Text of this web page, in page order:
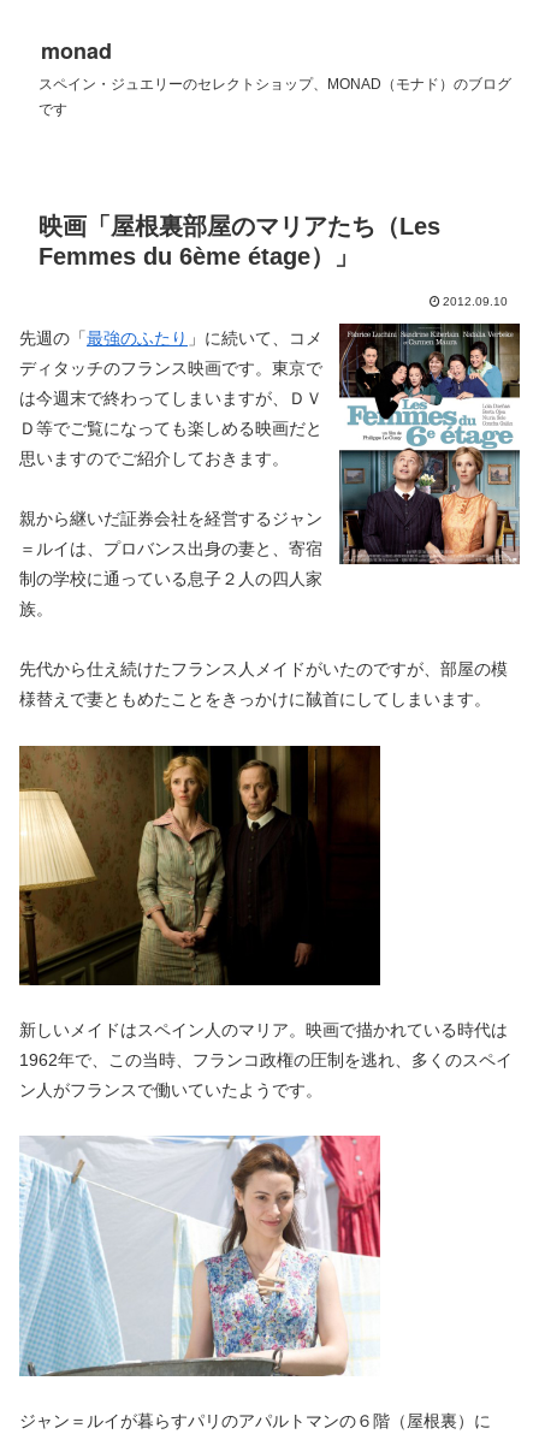
monad
スペイン・ジュエリーのセレクトショップ、MONAD（モナド）のブログ
です
映画「屋根裏部屋のマリアたち（Les
Femmes du 6ème étage）」
2012.09.10
先週の「最強のふたり 」に続いて、コメ
ディタッチのフランス映画です。東京で
は今週末で終わってしまいますが、ＤＶ
Ｄ等でご覧になっても楽しめる映画だと
思いますのでご紹介しておきます。
親から継いだ証券会社を経営するジャン
＝ルイは、プロバンス出身の妻と、寄宿
制の学校に通っている息子２人の四人家
族。
先代から仕え続けたフランス人メイドがいたのですが、部屋の模
様替えで妻ともめたことをきっかけに馘首にしてしまいます。
新しいメイドはスペイン人のマリア。映画で描かれている時代は
1962年で、この当時、フランコ政権の圧制を逃れ、多くのスペイ
ン人がフランスで働いていたようです。
ジャン＝ルイが暮らすパリのアパルトマンの６階（屋根裏）に